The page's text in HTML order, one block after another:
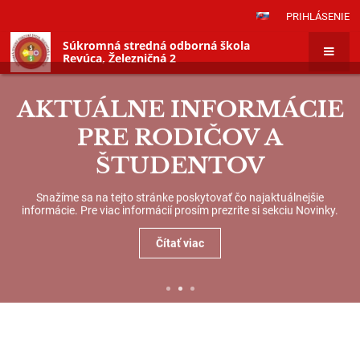
PRIHLÁSENIE
Súkromná stredná odborná škola
Revúca, Železničná 2
AKTUÁLNE INFORMÁCIE
PRE RODIČOV A
ŠTUDENTOV
Snažíme sa na tejto stránke poskytovať čo najaktuálnejšie
informácie. Pre viac informácií prosím prezrite si sekciu Novinky.
Čítať viac